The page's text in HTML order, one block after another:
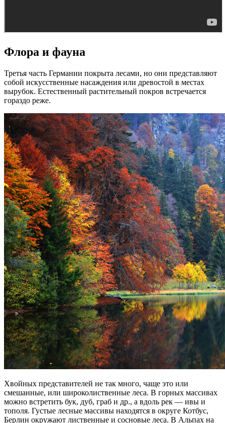
Флора и фауна
Третья часть Германии покрыта лесами, но они представляют
собой искусственные насаждения или древостой в местах
вырубок. Естественный растительный покров встречается
гораздо реже.
Хвойных представителей не так много, чаще это или
смешанные, или широколиственные леса. В горных массивах
можно встретить бук, дуб, граб и др., а вдоль рек — ивы и
тополя. Густые лесные массивы находятся в округе Котбус,
Берлин окружают лиственные и сосновые леса. В Альпах на